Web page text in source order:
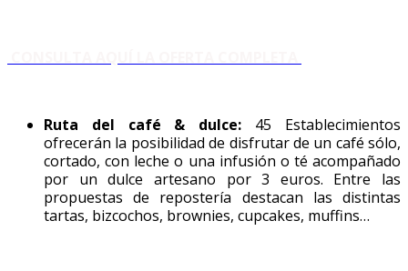
Ruta del café & dulce: 45 Establecimientos
ofrecerán la posibilidad de disfrutar de un café sólo,
cortado, con leche o una infusión o té acompañado
por un dulce artesano por 3 euros. Entre las
propuestas de repostería destacan las distintas
tartas, bizcochos, brownies, cupcakes, muffins…